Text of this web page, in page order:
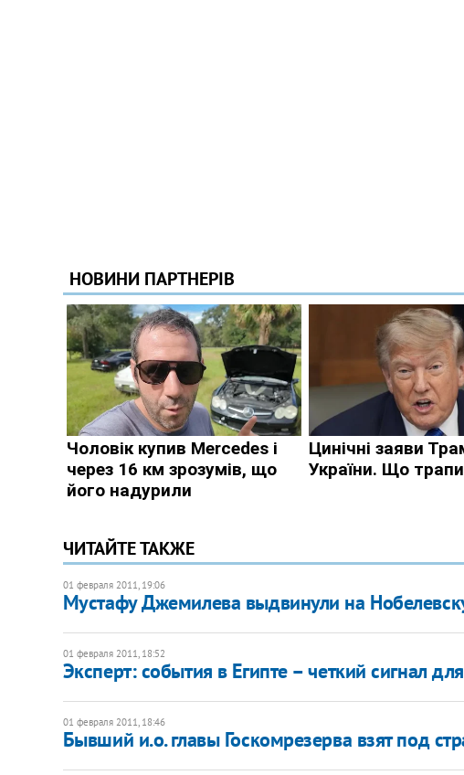
ЧИТАЙТЕ ТАКЖЕ
01 февраля 2011, 19:06
Мустафу Джемилева выдвинули на
01 февраля 2011, 18:52
Эксперт: события в Египте – четкий сигнал
01 февраля 2011, 18:46
Бывший и.о. главы Госкомрезерва взят под